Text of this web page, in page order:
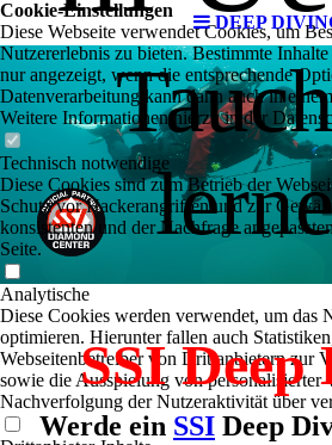
DEEP
SSI Deep
Werde ein SSI Deep
Cookie-Einstellungen
Diese Webseite verwendet Cookies, um
Nutzererlebnis zu bieten. Bestimmte
nur angezeigt, wenn die entsprechende
Datenverarbeitung kann dann auch in
Weitere Informationen hierzu in der
Technisch notwendige
Diese Cookies sind zum Betrieb der
Schutz vor Hackerangriffen und zur
konsistenten und der Nachfrage
Seite.
Analytische
Diese Cookies werden verwendet, um das
optimieren. Hierunter fallen auch
Webseitenbetreiber von Drittanbietern zur
sowie die Ausspielung von personalisierter
Nachverfolgung der Nutzeraktivität über